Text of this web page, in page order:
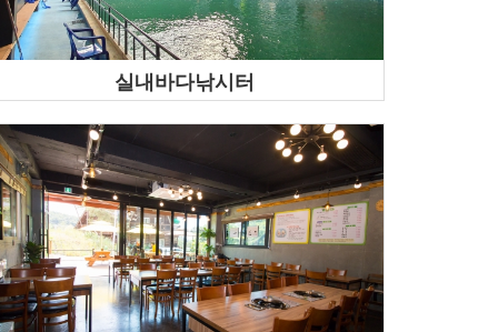
실내바다낚시터